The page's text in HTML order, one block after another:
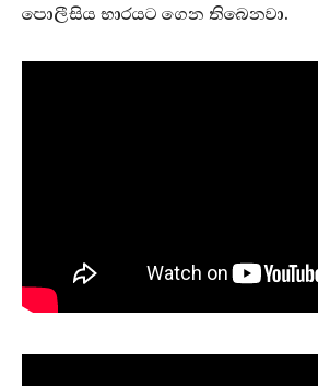
පොලීසිය භාරයට ගෙන තිබෙනවා.